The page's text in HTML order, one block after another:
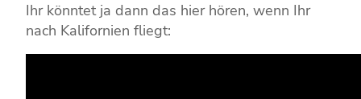
Ihr könntet ja dann das hier hören, wenn Ihr
nach Kalifornien fliegt: